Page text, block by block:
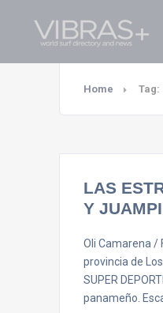
Home Tag:
LAS
Y
Oli Camarena /
provincia de Los
SUPER
panameño.